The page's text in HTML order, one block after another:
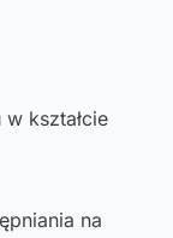
kształcie
na